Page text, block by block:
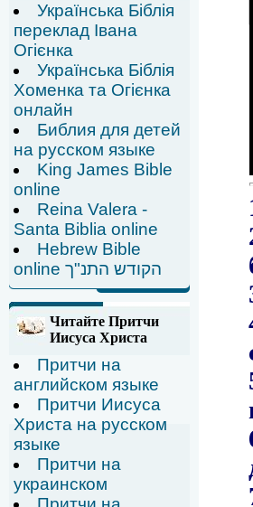
Українська Біблія
переклад Івана
Огієнка
Українська Біблія
Хоменка та Огієнка
онлайн
Библия для детей
на русском языке
King James Bible
online
Reina Valera -
Santa Biblia online
Hebrew Bible
online הקודש התנ"ך
Читайте Притчи
Иисуса Христа
Притчи на
английском языке
Притчи Иисуса
Христа на русском
языке
Притчи на
украинском